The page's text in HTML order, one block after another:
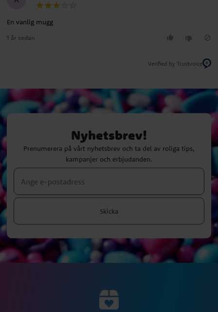
En vanlig mugg
1 år sedan
Verified by Trustvoice
Nyhetsbrev!
Prenumerera på vårt nyhetsbrev och ta del av roliga tips,
kampanjer och erbjudanden.
Skicka